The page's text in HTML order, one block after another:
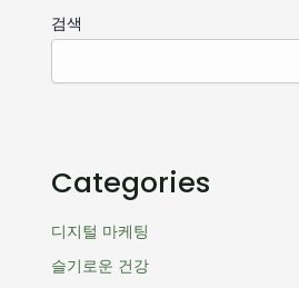
검색
Categories
디지털 마케팅
슬기로운 건강